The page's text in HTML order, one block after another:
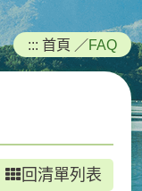
::: 首頁 ／FAQ
回清單列表